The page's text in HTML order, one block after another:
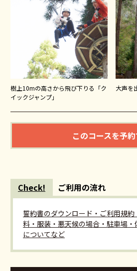
樹上10mの高さから飛び下りる「ク
イックジャンプ」
大声を
このコースを予
Check! ご利用の流れ
誓約書のダウンロード・ご利用規
料・服装・悪天候の場合・駐車場
についてなど